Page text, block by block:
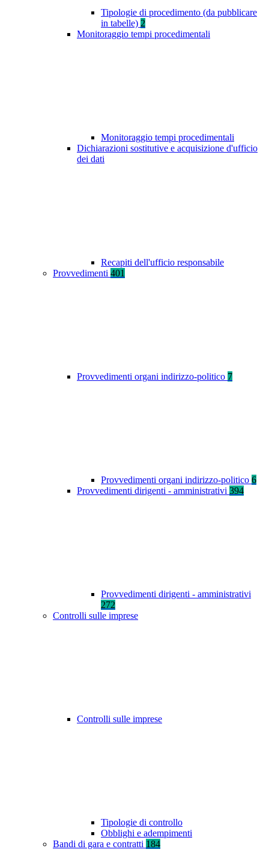
Tipologie di procedimento (da pubblicare
in tabelle) 2
Monitoraggio tempi procedimentali
Monitoraggio tempi procedimentali
Dichiarazioni sostitutive e acquisizione d'ufficio
dei dati
Recapiti dell'ufficio responsabile
Provvedimenti 401
Provvedimenti organi indirizzo-politico 7
Provvedimenti organi indirizzo-politico 6
Provvedimenti dirigenti - amministrativi 394
Provvedimenti dirigenti - amministrativi
272
Controlli sulle imprese
Controlli sulle imprese
Tipologie di controllo
Obblighi e adempimenti
Bandi di gara e contratti 184